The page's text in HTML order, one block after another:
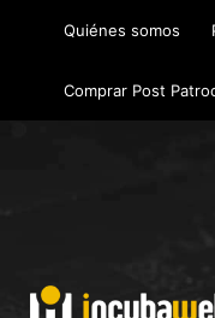
Quiénes somos
Comprar Post